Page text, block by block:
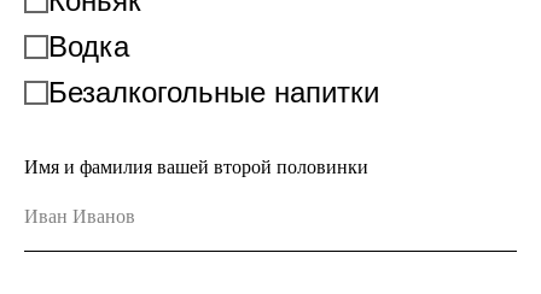
Водка
Безалкогольные напитки
Имя и фамилия вашей второй половинки